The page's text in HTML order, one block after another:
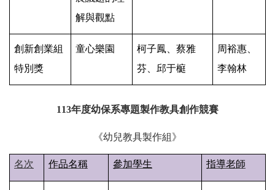
解與觀點
創新創業組
特別獎
童心樂園
柯子鳳、蔡雅
芬、邱于榳
周裕惠、
李翰林
113年度幼保系專題製作教具創作競賽
《幼兒教具製作組》
名次 作品名稱 參加學生 指導老師